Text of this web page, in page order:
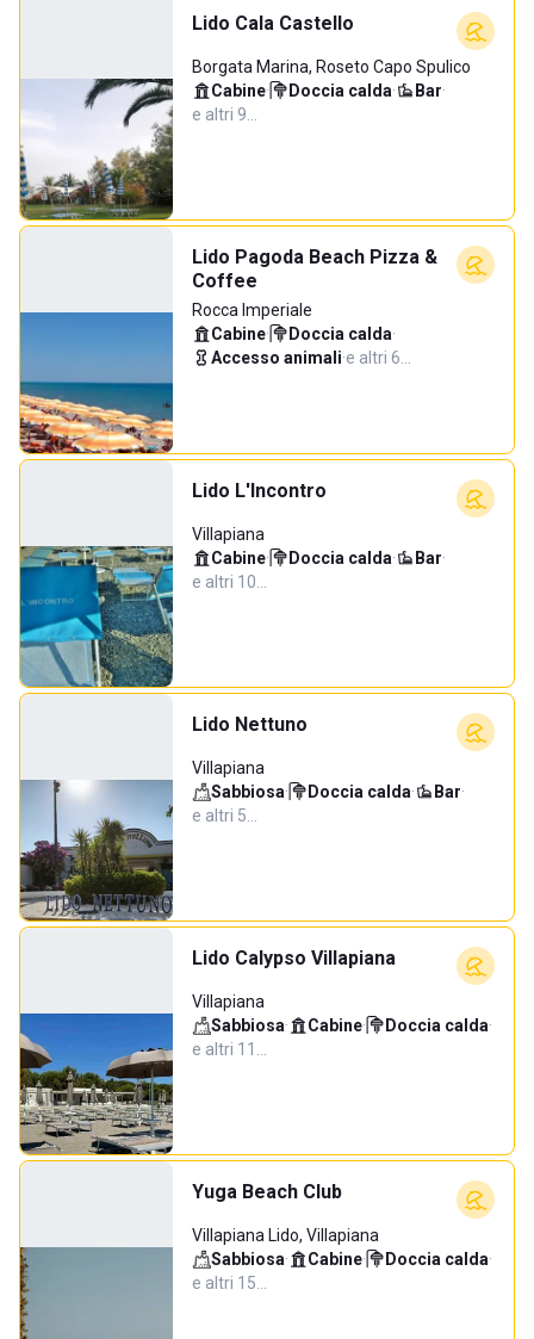
Lido Cala Castello
Borgata Marina, Roseto Capo Spulico
Cabine· Doccia calda· Bar·
e altri 9…
Lido Pagoda Beach Pizza &
Coffee
Rocca Imperiale
Cabine· Doccia calda·
Accesso animali·e altri 6…
Lido L'Incontro
Villapiana
Cabine· Doccia calda· Bar·
e altri 10…
Lido Nettuno
Villapiana
Sabbiosa· Doccia calda· Bar·
e altri 5…
Lido Calypso Villapiana
Villapiana
Sabbiosa· Cabine· Doccia calda·
e altri 11…
Yuga Beach Club
Villapiana Lido, Villapiana
Sabbiosa· Cabine· Doccia calda·
e altri 15…